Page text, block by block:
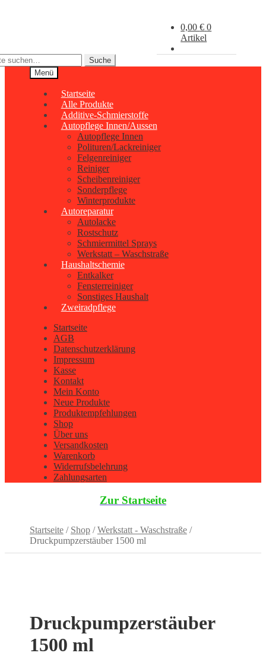
Suche
Menü
Startseite
Alle Produkte
Additive-Schmierstoffe
Autopflege Innen/Aussen
Autopflege Innen
Polituren/Lackreiniger
Felgenreiniger
Reiniger
Scheibenreiniger
Sonderpflege
Winterprodukte
Autoreparatur
Autolacke
Rostschutz
Schmiermittel Sprays
Werkstatt – Waschstraße
Haushaltschemie
Entkalker
Fensterreiniger
Sonstiges Haushalt
Zweiradpflege
Startseite
AGB
Datenschutzerklärung
Impressum
Kasse
Kontakt
Mein Konto
Neue Produkte
Produktempfehlungen
Shop
Über uns
Versandkosten
Warenkorb
Widerrufsbelehrung
Zahlungsarten
0,00€ 0
Artikel
Zur Startseite
Startseite/ Shop/Werkstatt - Waschstraße/
Druckpumpzerstäuber 1500 ml
Druckpumpzerstäuber
1500 ml